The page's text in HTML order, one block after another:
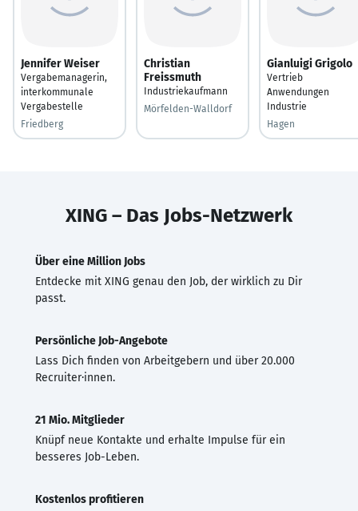
Jennifer Weiser
Vergabemanagerin,
interkommunale
Vergabestelle
Friedberg
Christian
Freissmuth
Industriekaufmann
Mörfelden-Walldorf
Gianluigi Grigolo
Vertrieb
Anwendungen
Industrie
Hagen
XING – Das Jobs-Netzwerk
Über eine Million Jobs
Entdecke mit XING genau den Job, der wirklich zu Dir
passt.
Persönliche Job-Angebote
Lass Dich finden von Arbeitgebern und über 20.000
Recruiter·innen.
21 Mio. Mitglieder
Knüpf neue Kontakte und erhalte Impulse für ein
besseres Job-Leben.
Kostenlos profitieren